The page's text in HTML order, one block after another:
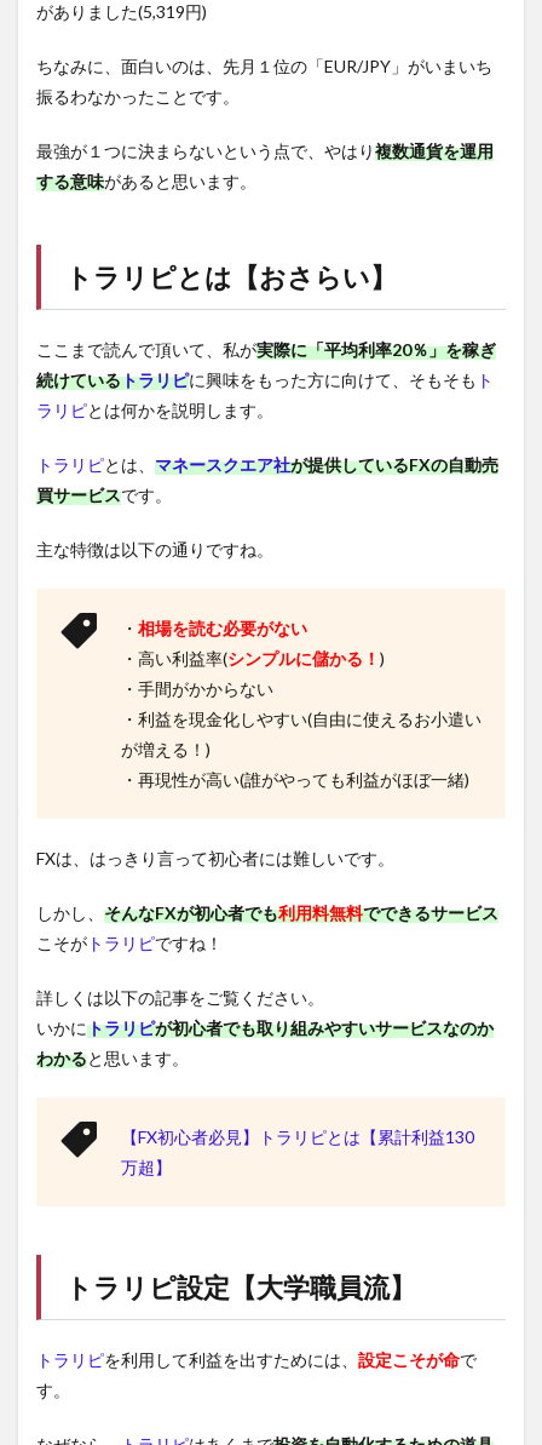
がありました(5,319円)
ちなみに、面白いのは、先月１位の「EUR/JPY」がいまいち
振るわなかったことです。
最強が１つに決まらないという点で、やはり複数通貨を運用
する意味があると思います。
トラリピとは【おさらい】
ここまで読んで頂いて、私が実際に「平均利率20％」を稼ぎ
続けているトラリピに興味をもった方に向けて、そもそも ト
ラリピとは何かを説明します。
トラリピとは、 マネースクエア社が提供しているFXの自動売
買サービスです。
主な特徴は以下の通りですね。
・ 相場を読む必要がない
・高い利益率(シンプルに儲かる！ )
・手間がかからない
・利益を現金化しやすい(自由に使えるお小遣い
が増える！)
・再現性が高い(誰がやっても利益がほぼ一緒)
FXは、はっきり言って初心者には難しいです。
しかし、 そんなFXが初心者でも利用料無料でできるサービス
こそが トラリピですね！
詳しくは以下の記事をご覧ください。
いかにトラリピが初心者でも取り組みやすいサービスなのか
わかると思います。
【FX初心者必見】トラリピとは【累計利益130
万超】
トラリピ設定【大学職員流】
トラリピを利用して利益を出すためには、 設定こそが命で
す。